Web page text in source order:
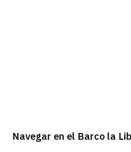
Navegar en el Barco la